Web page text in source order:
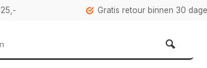
Gratis retour binnen 30